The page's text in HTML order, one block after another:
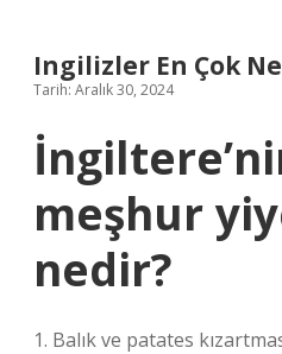
Ingilizler En Çok
Tarih: Aralık 30, 2024
meşhur
nedir?
1. Balık ve patates